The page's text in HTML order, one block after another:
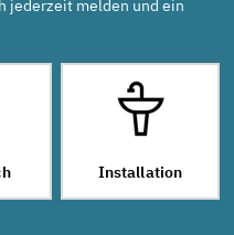
jederzeit melden und ein
Installation